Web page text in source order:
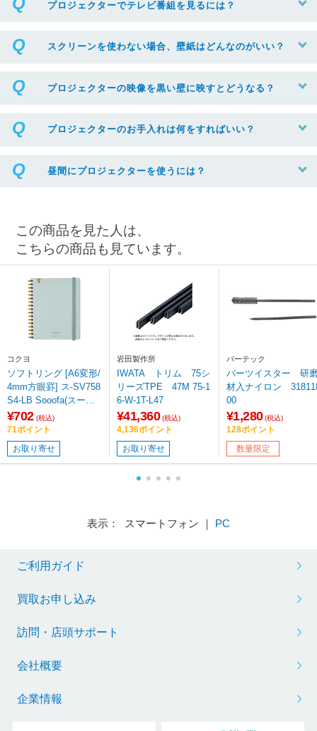
プロジェクターでテレビ番組を見るには？
スクリーンを使わない場合、壁紙はどんなのがいい？
プロジェクターの映像を黒い壁に映すとどうなる？
プロジェクターのお手入れは何をすればいい？
昼間にプロジェクターを使うには？
この商品を見た人は、
こちらの商品も見ています。
コクヨ
ソフトリング [A6変形/
4mm方眼罫] ス-SV758
S4-LB Sooofa(スーフ
ァ) 青
¥702 (税込)
71ポイント
お取り寄せ
岩田製作所
IWATA トリム 75シ
リーズTPE 47M 75-1
6-W-1T-L47
¥41,360 (税込)
4,136ポイント
お取り寄せ
バーテック
バーツイスター 研
材入ナイロン
00
¥1,280 (税込)
128ポイント
数量限定
表示： スマートフォン ｜ PC
ご利用ガイド
買取お申し込み
訪問・店頭サポート
会社概要
企業情報